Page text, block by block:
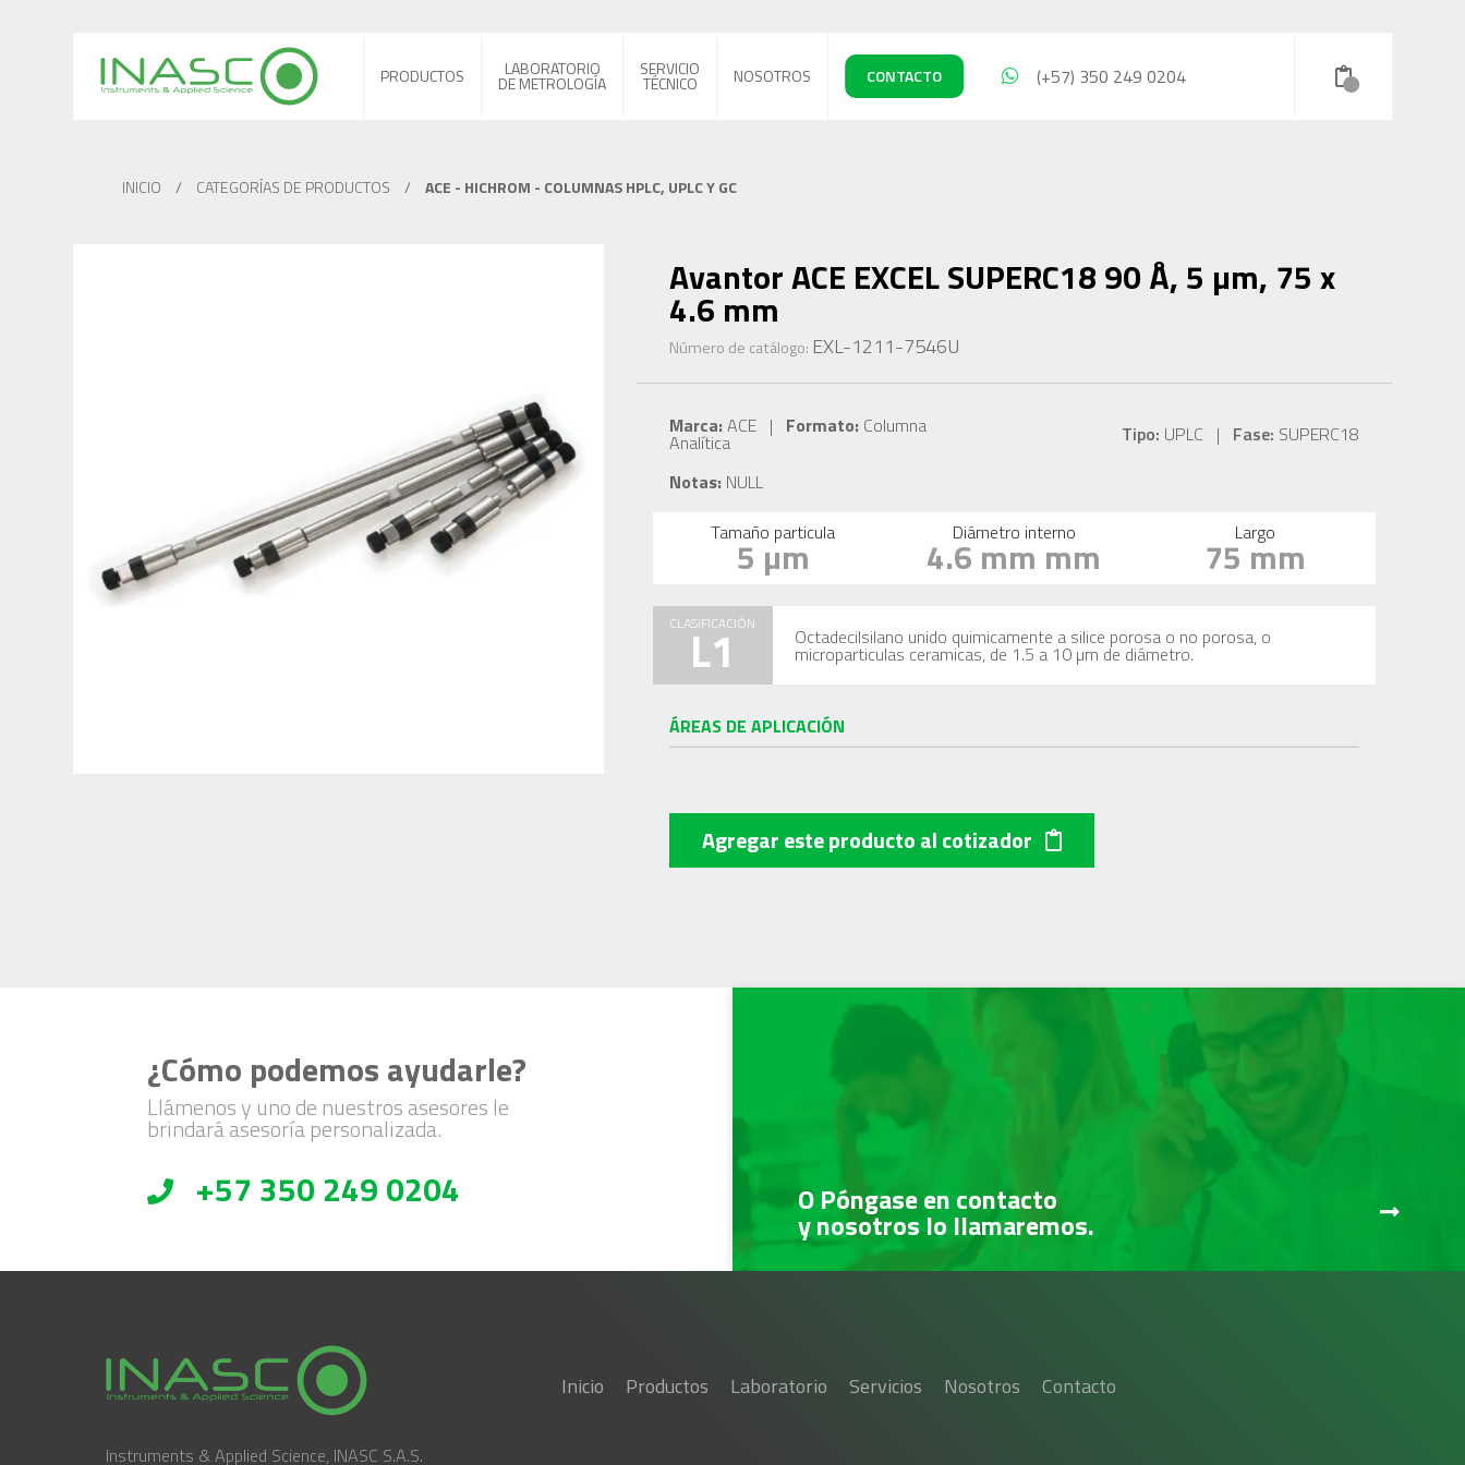
PRODUCTOS LABORATORIO
DE METROLOGÍA
SERVICIO
TÉCNICO NOSOTROS CONTACTO (+57) 350 249 0204
INICIO / CATEGORÍAS DE PRODUCTOS / ACE - HICHROM - COLUMNAS HPLC, UPLC Y GC
Avantor ACE EXCEL SUPERC18 90 Å, 5 µm, 75 x
4.6 mm
Número de catálogo: EXL-1211-7546U
Marca:ACE | Formato:Columna
Analítica Tipo: UPLC | Fase: SUPERC18
Notas:NULL
Tamaño particula
5 µm Diámetro interno
4.6 mm mm Largo
75 mm
CLASIFICACIÓN
L1 Octadecilsilano unido quimicamente a silice porosa o no porosa, o
microparticulas ceramicas, de 1.5 a 10 µm de diámetro.
ÁREAS DE APLICACIÓN
Agregar este productoal cotizador
¿Cómo podemos ayudarle?
Llámenos y uno de nuestros asesores le
brindará asesoría personalizada.
+57 350 249 0204 O Póngase en contacto
y nosotros lo llamaremos.
Instruments & Applied Science, INASC S.A.S.
Inicio Productos Laboratorio Servicios Nosotros Contacto